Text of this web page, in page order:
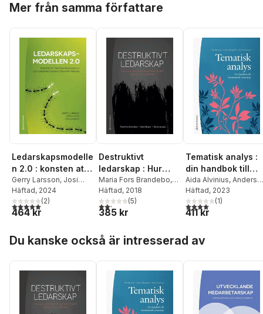
Mer från samma författare
Ledarskapsmodelle
n 2.0 : konsten att
matcha individuella
och
organisatoriska
förutsättningar
Gerry Larsson, Josi
Lundin, Ann Zander
Häftad, 2024
5,0utav 5 stjärnor. Totalt antal röster:
(2)
464 kr
Destruktivt
ledarskap : Hur
uppkommer det?
Vilka effekter får
det? Vad kan man
göra åt det?
Maria Fors Brandebo,
Sofia Nilsson
Larsson
Häftad, 2018
2,2utav 5 stjärnor. Totalt antal röster:
(5)
385 kr
Tematisk analys :
din handbok till
fascinerande
vetenskap
Aida Alvinius, Anders
Borglund,Gerry
Larsson
Häftad, 2023
4,0utav 5 stjärnor.
(1)
411 kr
Du kanske också är intresserad av